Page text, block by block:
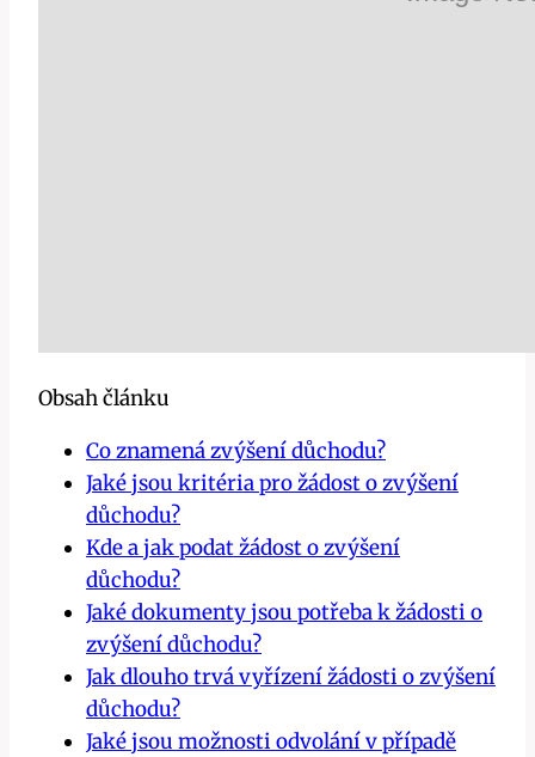
Obsah článku
Co znamená zvýšení důchodu?
Jaké jsou kritéria pro žádost o zvýšení
důchodu?
Kde a jak podat žádost o zvýšení
důchodu?
Jaké dokumenty jsou potřeba k žádosti o
zvýšení důchodu?
Jak dlouho trvá vyřízení žádosti o zvýšení
důchodu?
Jaké jsou možnosti odvolání v případě